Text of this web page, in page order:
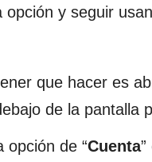
y seguir
que hacer es
de la pantalla
opción de “Cuenta